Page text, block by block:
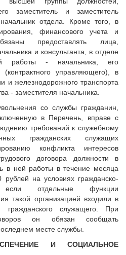
заместитель и заместитель
отдела. Кроме того, в
финансового учета и
предоставлять лица,
и консультанта, в отделе
работы - начальника, его
(контрактного управляющего), в
и железнодорожного транспорта
- заместителя начальника.
со службы гражданин,
в Перечень, вправе с
требований к служебному
гражданских служащих
конфликта интересов
договора должности в
в ней работы в течение месяца
на условиях гражданско-
если отдельные функции
такой организацией входили в
гражданского служащего. При
он обязан сообщать
месте службы.
И СОЦИАЛЬНОЕ